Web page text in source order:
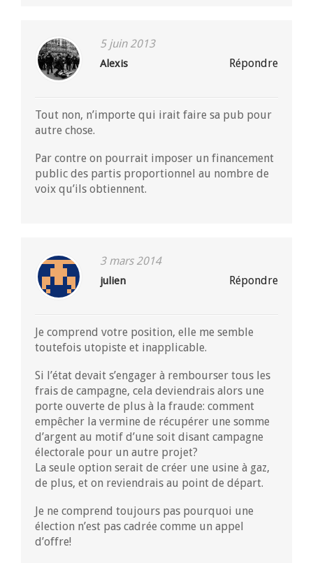
5 juin 2013
Alexis Répondre
Tout non, n’importe qui irait faire sa pub pour
autre chose.
Par contre on pourrait imposer un financement
public des partis proportionnel au nombre de
voix qu’ils obtiennent.
3 mars 2014
julien Répondre
Je comprend votre position, elle me semble
toutefois utopiste et inapplicable.
Si l’état devait s’engager à rembourser tous les
frais de campagne, cela deviendrais alors une
porte ouverte de plus à la fraude: comment
empêcher la vermine de récupérer une somme
d’argent au motif d’une soit disant campagne
électorale pour un autre projet?
La seule option serait de créer une usine à gaz,
de plus, et on reviendrais au point de départ.
Je ne comprend toujours pas pourquoi une
élection n’est pas cadrée comme un appel
d’offre!